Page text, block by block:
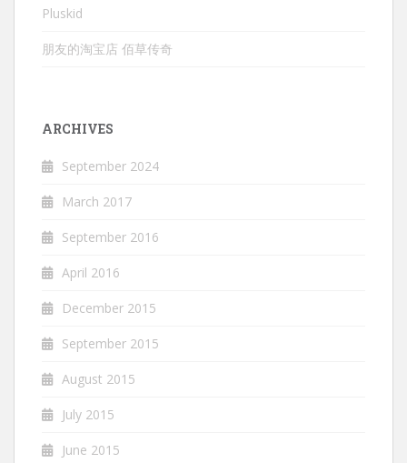
Pluskid
朋友的淘宝店 佰草传奇
ARCHIVES
September 2024
March 2017
September 2016
April 2016
December 2015
September 2015
August 2015
July 2015
June 2015